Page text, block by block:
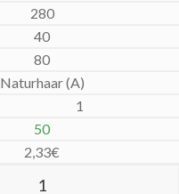
280
40
80
Naturhaar (A)
1
50
2,33€